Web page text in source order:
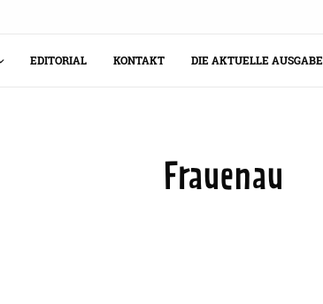
EDITORIAL KONTAKT DIE AKTUELLE AUSGABE
Frauenau